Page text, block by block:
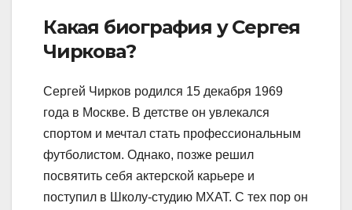
Какая биография у Сергея
Чиркова?
Сергей Чирков родился 15 декабря 1969
года в Москве. В детстве он увлекался
спортом и мечтал стать профессиональным
футболистом. Однако, позже решил
посвятить себя актерской карьере и
поступил в Школу-студию МХАТ. С тех пор он